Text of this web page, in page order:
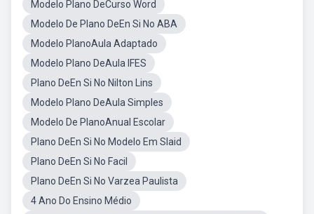
Modelo Plano DeCurso Word
Modelo De Plano DeEn Si No ABA
Modelo PlanoAula Adaptado
Modelo Plano DeAula IFES
Plano DeEn Si No Nilton Lins
Modelo Plano DeAula Simples
Modelo De PlanoAnual Escolar
Plano DeEn Si No Modelo Em Slaid
Plano DeEn Si No Facil
Plano DeEn Si No Varzea Paulista
4 Ano Do Ensino Médio